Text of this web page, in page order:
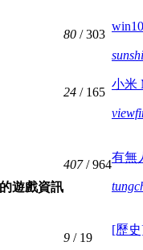
80 / 303
24 / 165
小米
遊戲資訊
407/ 964
有無
9 / 19
[歷